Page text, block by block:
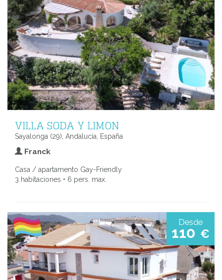
VILLA SODA Y LIMON
Sayalonga (29), Andalucía, España
Franck
Casa / apartamento Gay-Friendly
3 habitaciones • 6 pers. max.
Desde
110 €